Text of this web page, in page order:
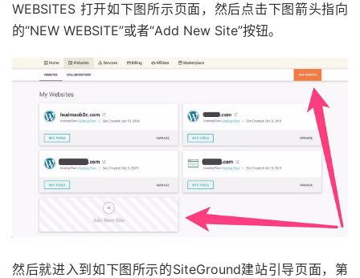
WEBSITES 打开如下图所示页面，然后点击下图箭头指向
的“NEW WEBSITE”或者“Add New Site”按钮。
然后就进入到如下图所示的SiteGround建站引导页面，第